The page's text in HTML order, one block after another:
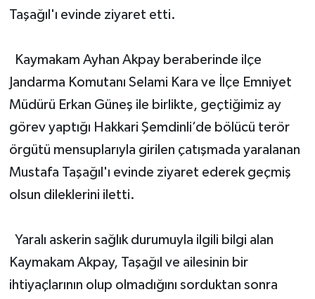
Taşağıl'ı evinde ziyaret etti.
Kaymakam Ayhan Akpay beraberinde ilçe
Jandarma Komutanı Selami Kara ve İlçe Emniyet
Müdürü Erkan Güneş ile birlikte, geçtiğimiz ay
görev yaptığı Hakkari Şemdinli’de bölücü terör
örgütü mensuplarıyla girilen çatışmada yaralanan
Mustafa Taşağıl'ı evinde ziyaret ederek geçmiş
olsun dileklerini iletti.
Yaralı askerin sağlık durumuyla ilgili bilgi alan
Kaymakam Akpay, Taşağıl ve ailesinin bir
ihtiyaçlarının olup olmadığını sorduktan sonra